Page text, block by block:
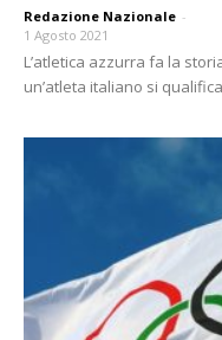
Redazione Nazionale -
1 Agosto 2021
L’atletica azzurra fa la
un’atleta italiano si